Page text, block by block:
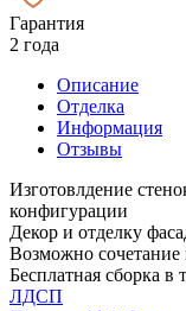
Гарантия
2 года
Описание
Отделка
Информация
Отзывы
Изготовлдение
конфигурации
Декор и отделку
Возможно сочетание
Бесплатная сборка в
ЛДСП